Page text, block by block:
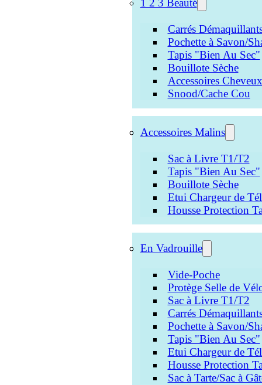
1 2 3 Beauté
Carrés
Pochette à Savon/
Tapis "Bien Au Sec"
Bouillote Sèche
Accessoires Cheveux
Snood/Cache Cou
Accessoires Malins
Sac à Livre T1/T2
Tapis "Bien Au Sec"
Bouillote Sèche
Etui Chargeur de
Housse Protection
En Vadrouille
Vide-Poche
Protège Selle de
Sac à Livre T1/T2
Carrés
Pochette à Savon/
Tapis "Bien Au Sec"
Etui Chargeur de
Housse Protection
Sac à Tarte/Sac à